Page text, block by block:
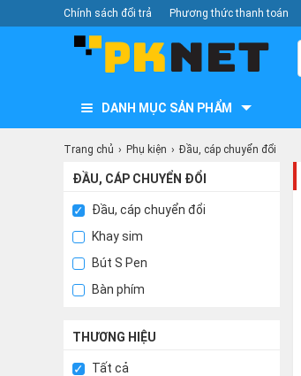
Chính sách đổi trả Phương thức thanh toán
DANH MỤC SẢN PHẨM
Trang chủ Phụ kiện Đầu, cáp chuyển đổi
ĐẦU, CÁP CHUYỂN ĐỔI
Đầu, cáp chuyển đổi
Khay sim
Bút S Pen
Bàn phím
THƯƠNG HIỆU
Tất cả